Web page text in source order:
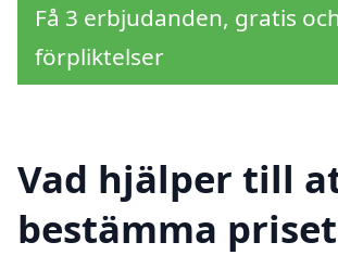
Få 3 erbjudanden, gratis
förpliktelser
Vad hjälper till
bestämma